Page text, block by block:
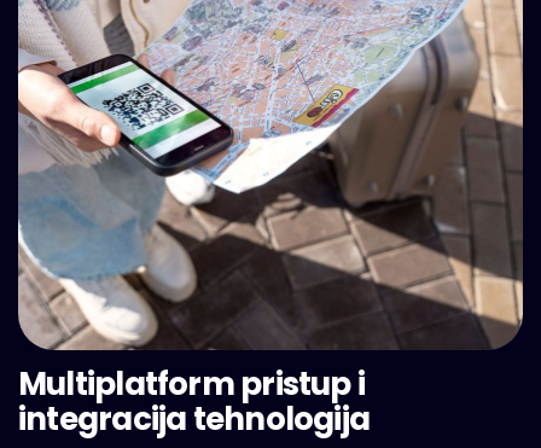
Multiplatform pristup i
integracija tehnologija